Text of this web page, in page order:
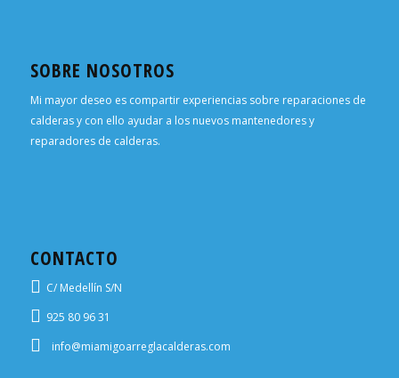
SOBRE NOSOTROS
Mi mayor deseo es compartir experiencias sobre reparaciones de
calderas y con ello ayudar a los nuevos mantenedores y
reparadores de calderas.
CONTACTO
C/ Medellín S/N
925 80 96 31
info@miamigoarreglacalderas.com